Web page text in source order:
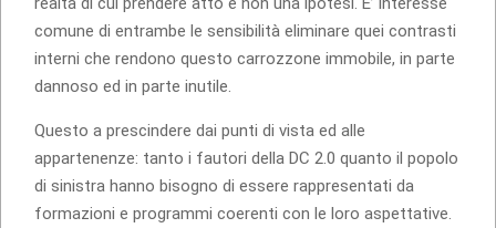
comune di entrambe le sensibilità eliminare quei contrasti
interni che rendono questo carrozzone immobile, in parte
dannoso ed in parte inutile.
Questo a prescindere dai punti di vista ed alle
appartenenze: tanto i fautori della DC 2.0 quanto il popolo
di sinistra hanno bisogno di essere rappresentati da
formazioni e programmi coerenti con le loro aspettative.